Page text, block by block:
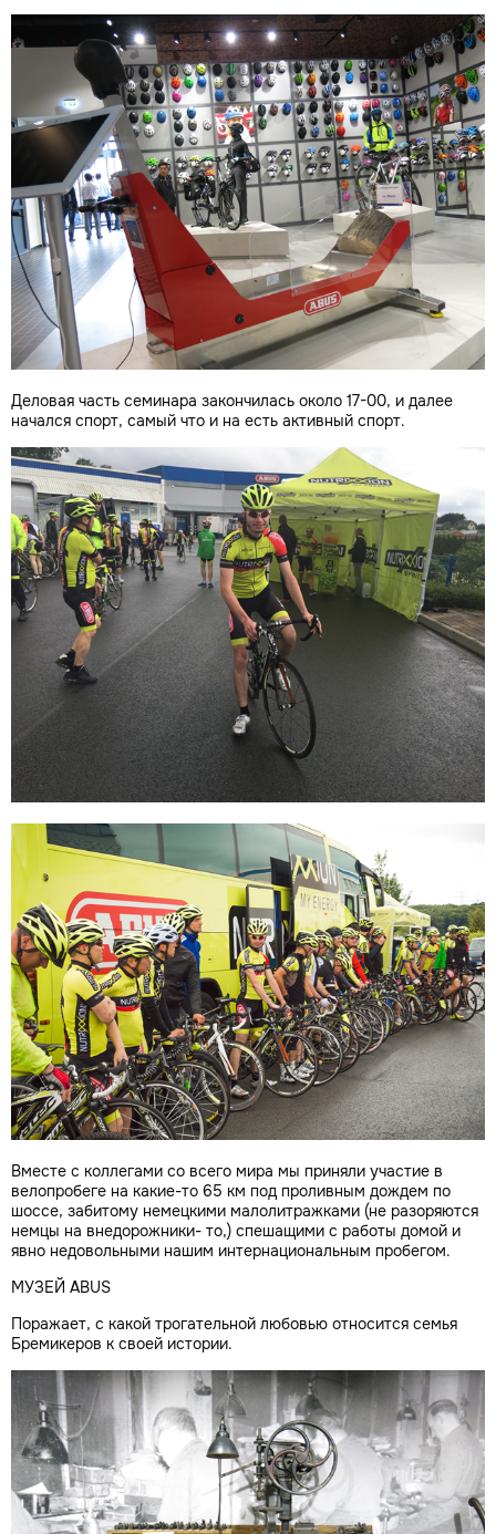
Деловая часть семинара закончилась около 17-00, и далее
начался спорт, самый что и на есть активный спорт.
Вместе с коллегами со всего мира мы приняли участие в
велопробеге на какие-то 65 км под проливным дождем по
шоссе, забитому немецкими малолитражками (не разоряются
немцы на внедорожники- то,) спешащими с работы домой и
явно недовольными нашим интернациональным пробегом.
МУЗЕЙ ABUS
Поражает, с какой трогательной любовью относится семья
Бремикеров к своей истории.